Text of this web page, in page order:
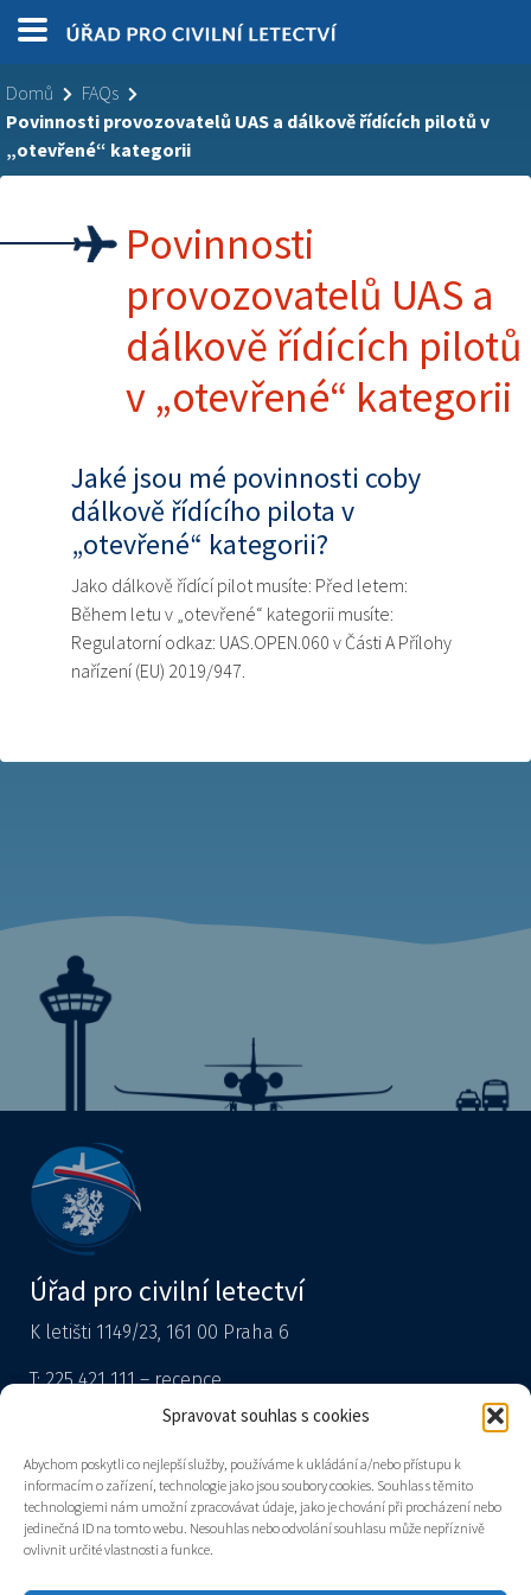
Spravovat souhlas s cookies
Abychom poskytli co nejlepší služby, používáme k ukládání a/nebo přístupu k
informacím o zařízení, technologie jako jsou soubory cookies. Souhlas s těmito
technologiemi nám umožní zpracovávat údaje, jako je chování při procházení nebo
jedinečná ID na tomto webu. Nesouhlas nebo odvolání souhlasu může nepříznivě
ovlivnit určité vlastnosti a funkce.
Domů
FAQs
Povinnosti provozovatelů UAS a dálkově řídících pilotů v
„otevřené“ kategorii
Povinnosti
provozovatelů UAS a
dálkově řídících pilotů
v „otevřené“ kategorii
Jaké jsou mé povinnosti coby
dálkově řídícího pilota v
„otevřené“ kategorii?
Jako dálkově řídící pilot musíte: Před letem:
Během letu v „otevřené“ kategorii musíte:
Regulatorní odkaz: UAS.OPEN.060 v Části A Přílohy
nařízení (EU) 2019/947.
Úřad pro civilní letectví
K letišti 1149/23, 161 00 Praha 6
T: 225 421 111 – recepce
podatelna@caa.gov.cz
Datová schránka: v8gaaz5
Úřad